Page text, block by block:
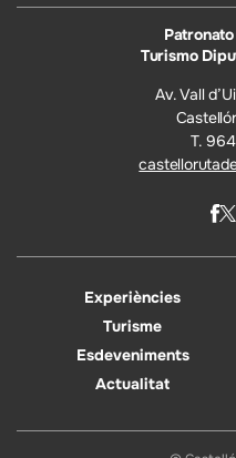
Turismo
Av. Vall
T.
Experiències
Turisme
Esdeveniments
Actualitat